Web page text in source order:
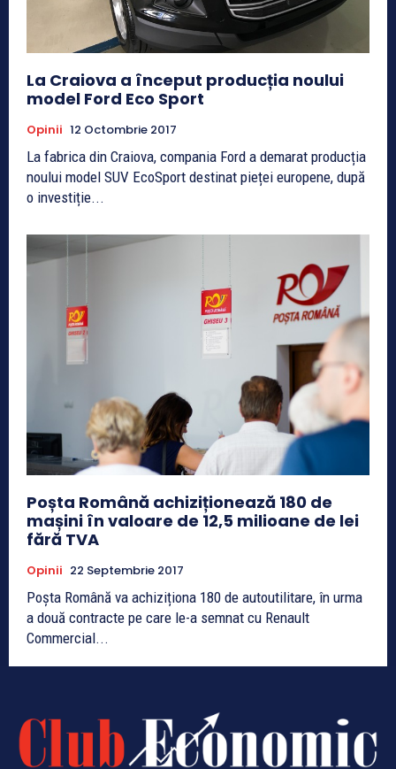
La Craiova a început producția noului
model Ford Eco Sport
Opinii 12 Octombrie 2017
La fabrica din Craiova, compania Ford a demarat producția
noului model SUV EcoSport destinat pieței europene, după
o investiție...
Poșta Română achiziționează 180 de
mașini în valoare de 12,5 milioane de lei
fără TVA
Opinii 22 Septembrie 2017
Poșta Română va achiziționa 180 de autoutilitare, în urma
a două contracte pe care le-a semnat cu Renault
Commercial...